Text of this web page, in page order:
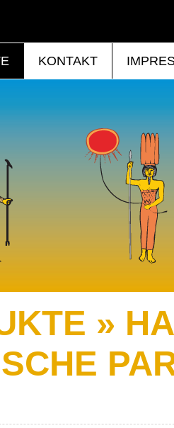
KONTAKT
»